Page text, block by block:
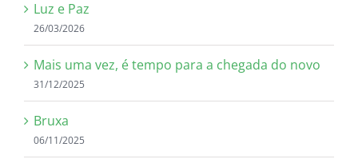
Luz e Paz
26/03/2026
Mais uma vez, é tempo para a chegada do novo
31/12/2025
Bruxa
06/11/2025